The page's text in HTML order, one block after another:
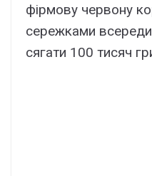
фірмову червону
сережками
сягати 100 тисяч